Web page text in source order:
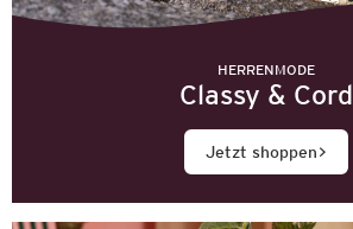
HERRENMODE
Classy & Cord
Jetzt shoppen